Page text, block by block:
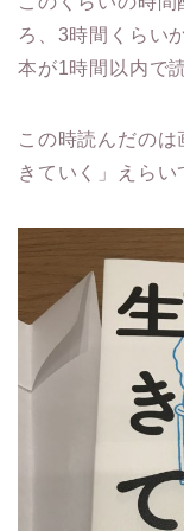
ろ、3時間くらい
本が1時間以内で
この時読んだの
きていく」えらい